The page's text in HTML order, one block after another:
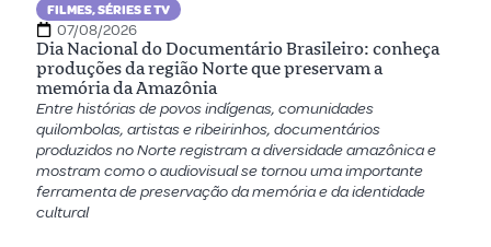
FILMES, SÉRIES E TV
07/08/2026
Dia Nacional do Documentário Brasileiro: conheça
produções da região Norte que preservam a
memória da Amazônia
Entre histórias de povos indígenas, comunidades
quilombolas, artistas e ribeirinhos, documentários
produzidos no Norte registram a diversidade amazônica e
mostram como o audiovisual se tornou uma importante
ferramenta de preservação da memória e da identidade
cultural